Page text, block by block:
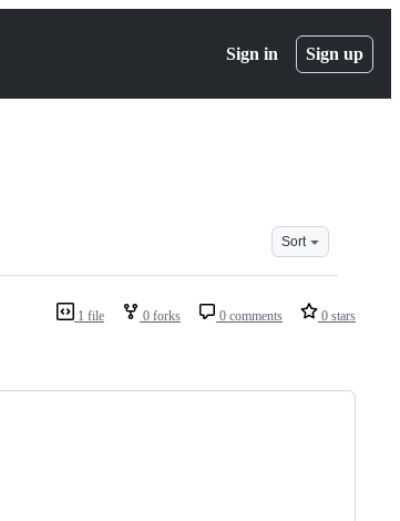
Sign in Sign up
Sort
1 file 0 forks 0 comments 0 stars